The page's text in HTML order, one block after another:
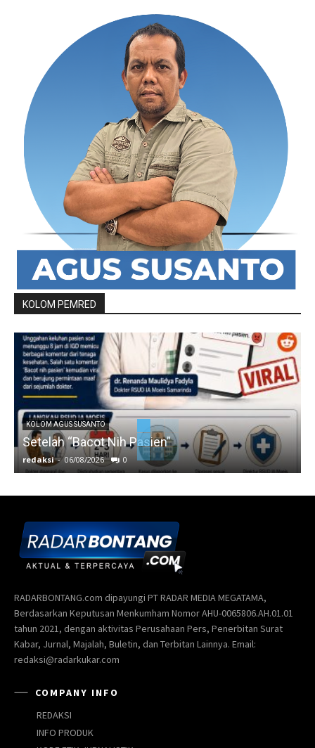
KOLOM PEMRED
KOLOM AGUS SUSANTO
Setelah “Bacot Nih Pasien”
redaksi - 06/08/2026 0
RADARBONTANG.com dipayungi PT RADAR MEDIA MEGATAMA,
Berdasarkan Keputusan Menkumham Nomor AHU-0065806.AH.01.01
tahun 2021, dengan aktivitas Perusahaan Pers, Penerbitan Surat
Kabar, Jurnal, Majalah, Buletin, dan Terbitan Lainnya. Email:
redaksi@radarkukar.com
COMPANY INFO
REDAKSI
INFO PRODUK